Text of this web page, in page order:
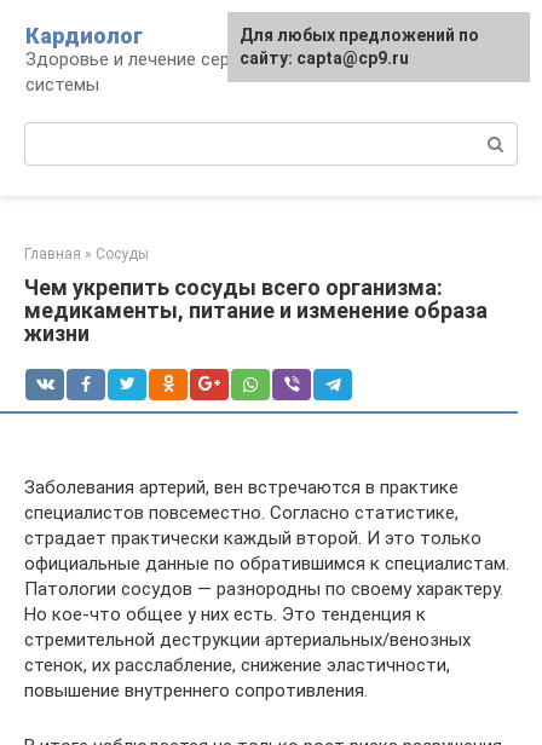
контенту
Кардиолог
Здоровье и лечение сердечно-сосудистой
системы
Главная » Сосуды
Чем укрепить сосуды всего организма:
медикаменты, питание и изменение образа
жизни
Заболевания артерий, вен встречаются в практике
специалистов повсеместно. Согласно статистике,
страдает практически каждый второй. И это только
официальные данные по обратившимся к специалистам.
Патологии сосудов — разнородны по своему характеру.
Но кое-что общее у них есть. Это тенденция к
стремительной деструкции артериальных/венозных
стенок, их расслабление, снижение эластичности,
повышение внутреннего сопротивления.
Для любых предложений по
сайту: capta@cp9.ru